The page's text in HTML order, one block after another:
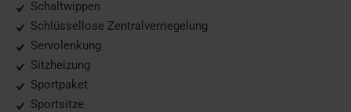
Schaltwippen
Schlüssellose Zentralverriegelung
Servolenkung
Sitzheizung
Sportpaket
Sportsitze